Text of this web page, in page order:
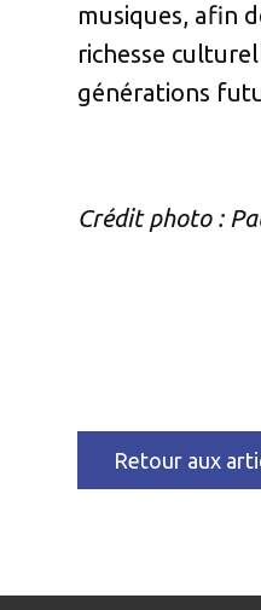
musiques, afin
richesse
générations
Crédit photo :
Retour aux